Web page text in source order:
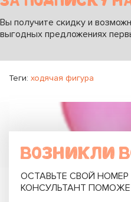
Вы получите скидку и
выгодных предложениях
Теги: ходячая фигура
ВОЗНИКЛИ
ОСТАВЬТЕ СВОЙ
КОНСУЛЬТАНТ